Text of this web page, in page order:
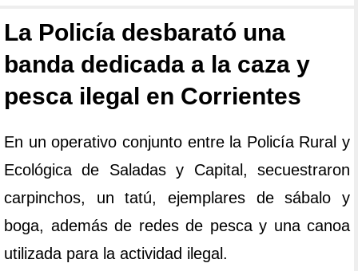
La Policía desbarató una
banda dedicada a la caza y
pesca ilegal en Corrientes
En un operativo conjunto entre la Policía Rural y
Ecológica de Saladas y Capital, secuestraron
carpinchos, un tatú, ejemplares de sábalo y
boga, además de redes de pesca y una canoa
utilizada para la actividad ilegal.